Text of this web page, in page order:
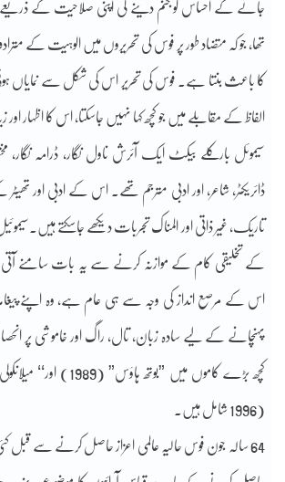
جانے کے احساس کو جنم دینے کی اپنی صلاحیت کے ذریعے
تھا، جو کہ متضاد طور پر فوس کی تحریروں میں الوہیت کے
کا باعث بنتا ہے۔ فوس کی تحریر اس کی شکل سے نمایاں ہوتی
الفاظ کے مقابلے میں جو کچھ کہا نہیں جاسکتا، اس کا اظہار اور
سیموئل بارکلے بیکٹ ایک آئرش ناول نگار، ڈرامہ نگار،
ڈائریکٹر، شاعر، اور ادبی مترجم تھے۔ اس کے ادبی اور
تاریک، غیر ذاتی اور المناک تجربات دیکھے جاسکتے
کے تخلیقی کام کے موازنہ کرنے سے یہ بات سامنے
اس کے مرصع انداز کی وجہ سے ہی عام ہے، وہ اپنے
پہنچانے کے لیے سادہ زبان، تال، راگ اور خاموشی پر
1996) شامل ہیں۔
64 سالہ جون فوس حالیہ عالمی اعزاز حاصل کرنے سے قبل